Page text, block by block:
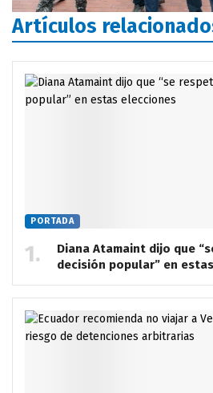
Artículos
PORTADA
Diana Atamaint dijo que
decisión popular” en